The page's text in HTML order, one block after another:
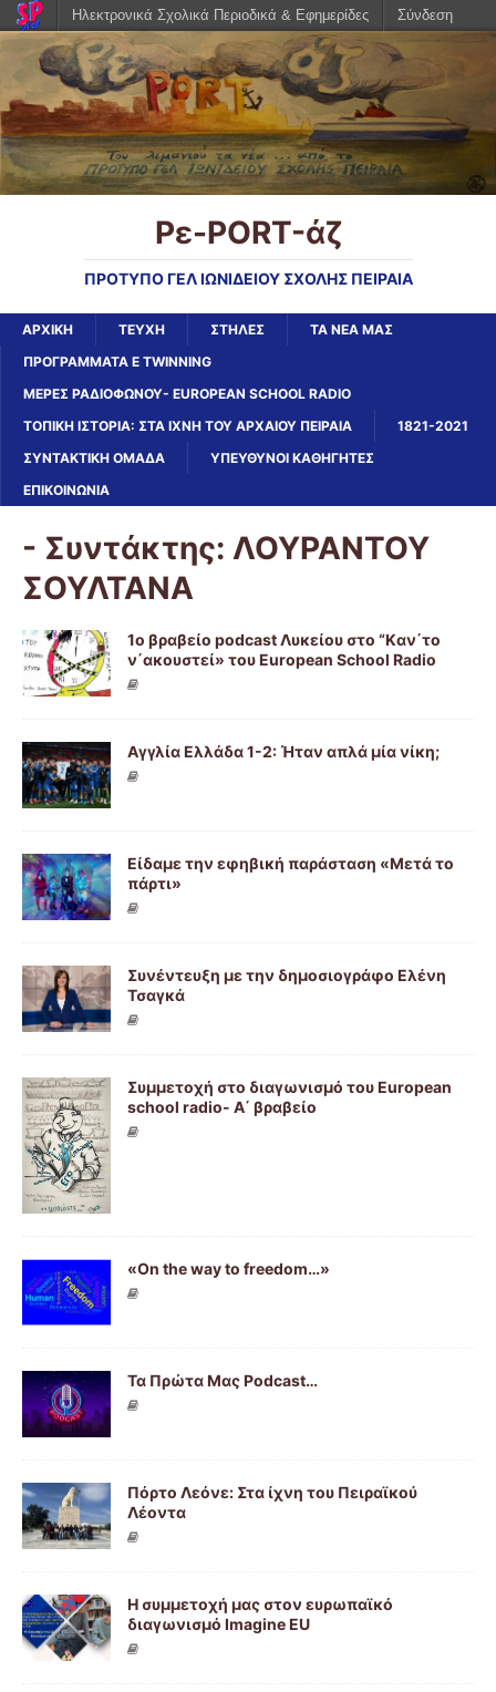
Ρε-PORT-άζ
ΠΡΟΤΥΠΟ ΓΕΛ ΙΩΝΙΔΕΙΟΥ ΣΧΟΛΗΣ ΠΕΙΡΑΙΑ
ΑΡΧΙΚΉ ΤΕΥΧΗ ΣΤΗΛΕΣ
ΤΑ ΝΕΑ ΜΑΣ
ΠΡΟΓΡΑΜΜΑΤΑ E TWINNING
ΜΕΡΕΣ ΡΑΔΙΟΦΩΝΟΥ- EUROPEAN SCHOOL RADIO
ΤΟΠΙΚΗ ΙΣΤΟΡΙΑ: ΣΤΑ ΙΧΝΗ ΤΟΥ ΑΡΧΑΙΟΥ ΠΕΙΡΑΙΑ
1821-2021
ΣΥΝΤΑΚΤΙΚΗ ΟΜΑΔΑ
ΥΠΕΥΘΥΝΟΙ ΚΑΘΗΓΗΤΕΣ
ΕΠΙΚΟΙΝΩΝΙΑ
- Συντάκτης: ΛΟΥΡΑΝΤΟΥ
ΣΟΥΛΤΑΝΑ
1ο βραβείο podcast Λυκείου στο “Kαν΄το
ν΄ακουστεί» του European School Radio
Αγγλία Ελλάδα 1-2: Ήταν απλά μία νίκη;
Είδαμε την εφηβική παράσταση «Μετά το
πάρτι»
Συνέντευξη με την δημοσιογράφο Ελένη
Τσαγκά
Συμμετοχή στο διαγωνισμό του European
school radio- Α΄ βραβείο
«On the way to freedom…»
Τα Πρώτα Μας Podcast…
Πόρτο Λεόνε: Στα ίχνη του Πειραϊκού
Λέοντα
Η συμμετοχή μας στον ευρωπαϊκό
διαγωνισμό Imagine EU
Ηλεκτρονικά Σχολικά Περιοδικά & Εφημερίδες Σύνδεση